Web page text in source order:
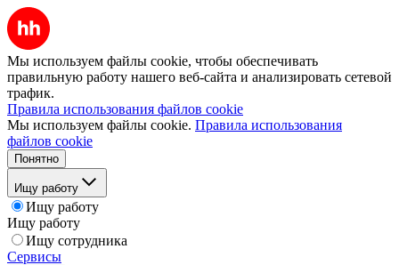
Мы используем файлы cookie, чтобы обеспечивать
правильную работу нашего веб-сайта и анализировать сетевой
трафик.
Правила использования файлов cookie
Мы используем файлы cookie. Правила использования
файлов cookie
Понятно
Ищу работу
Ищу работу
Ищу работу
Ищу сотрудника
Сервисы